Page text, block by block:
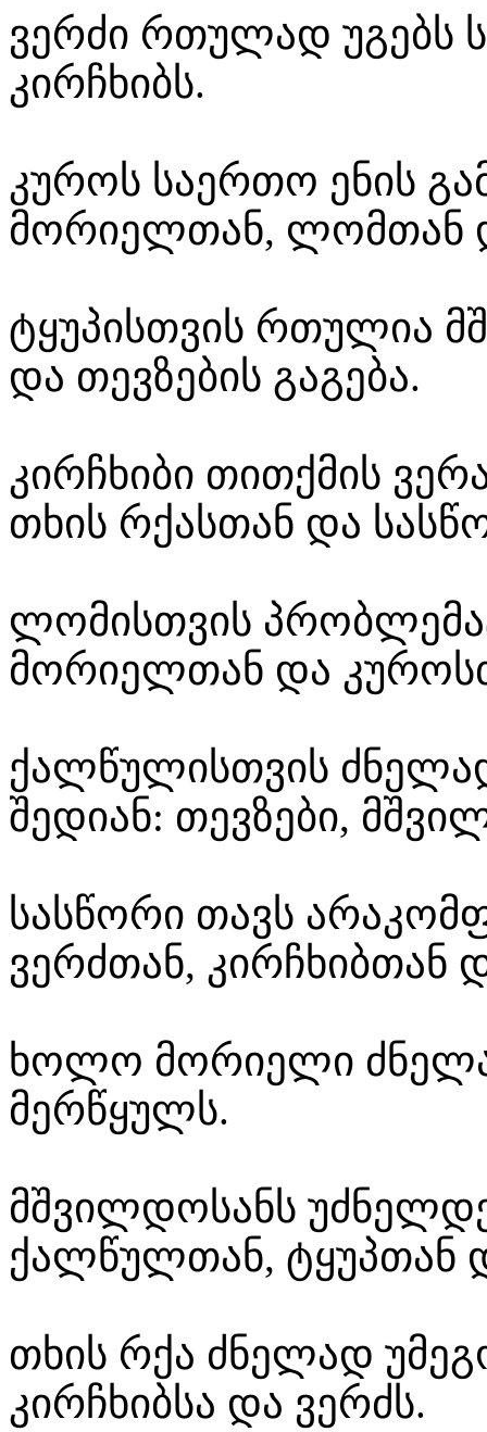
ვერძი რთულად უგებს
კირჩხიბს.
კუროს საერთო ენის
მორიელთან, ლომთან
ტყუპისთვის რთულია
და თევზების გაგება.
კირჩხიბი თითქმის
თხის რქასთან და
ლომისთვის
მორიელთან და
ქალწულისთვის
შედიან: თევზები,
სასწორი თავს
ვერძთან, კირჩხიბთან
ხოლო მორიელი
მერწყულს.
მშვილდოსანს
ქალწულთან, ტყუპთან
თხის რქა ძნელად
კირჩხიბსა და ვერძს.